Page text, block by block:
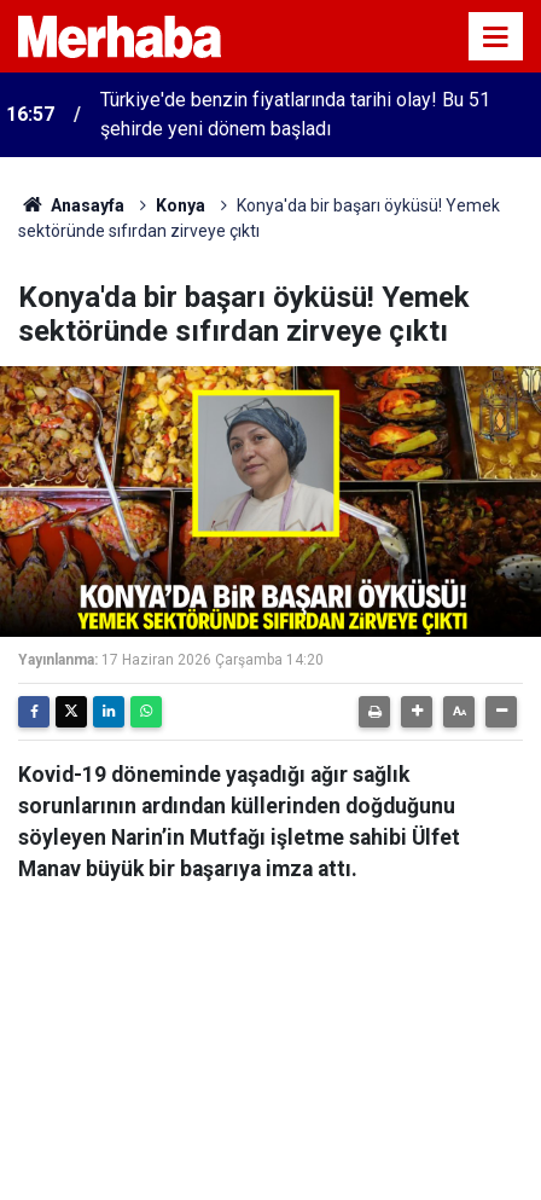
16:57
Türkiye'de benzin fiyatlarında tarihi olay! Bu 51
şehirde yeni dönem başladı
Anasayfa Konya
Konya'da bir başarı öyküsü! Yemek
sektöründe sıfırdan zirveye çıktı
Konya'da bir başarı öyküsü! Yemek
sektöründe sıfırdan zirveye çıktı
Yayınlanma: 17 Haziran 2026 Çarşamba 14:20
Kovid-19 döneminde yaşadığı ağır sağlık
sorunlarının ardından küllerinden doğduğunu
söyleyen Narin’in Mutfağı işletme sahibi Ülfet
Manav büyük bir başarıya imza attı.